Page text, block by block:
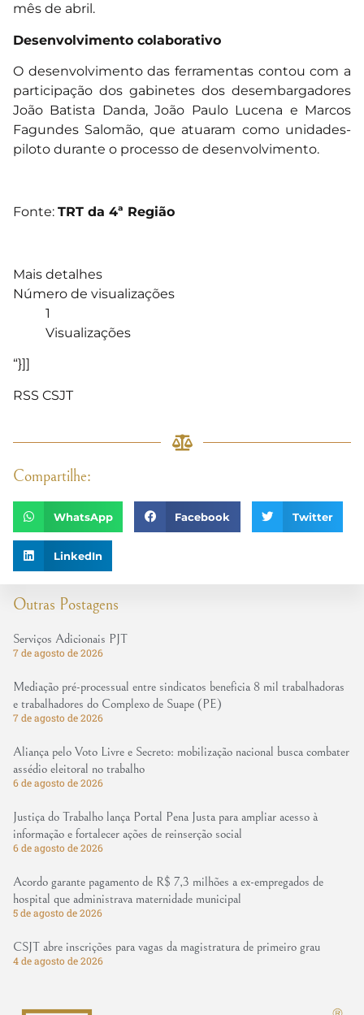
Outras Postagens
Serviços Adicionais PJT
7 de agosto de 2026
Mediação pré-processual entre sindicatos beneficia 8 mil trabalhadoras
e trabalhadores do Complexo de Suape (PE)
7 de agosto de 2026
Aliança pelo Voto Livre e Secreto: mobilização nacional busca combater
assédio eleitoral no trabalho
6 de agosto de 2026
Justiça do Trabalho lança Portal Pena Justa para ampliar acesso à
informação e fortalecer ações de reinserção social
6 de agosto de 2026
Acordo garante pagamento de R$ 7,3 milhões a ex-empregados de
hospital que administrava maternidade municipal
5 de agosto de 2026
CSJT abre inscrições para vagas da magistratura de primeiro grau
4 de agosto de 2026
mês de abril.
Desenvolvimento colaborativo
O desenvolvimento das ferramentas contou com a
participação dos gabinetes dos desembargadores
João Batista Danda, João Paulo Lucena e Marcos
Fagundes Salomão, que atuaram como unidades-
piloto durante o processo de desenvolvimento.
Fonte: TRT da 4ª Região
Mais detalhes
Número de visualizações
1
Visualizações
“}]]
RSS CSJT
Compartilhe:
WhatsApp Facebook Twitter
LinkedIn